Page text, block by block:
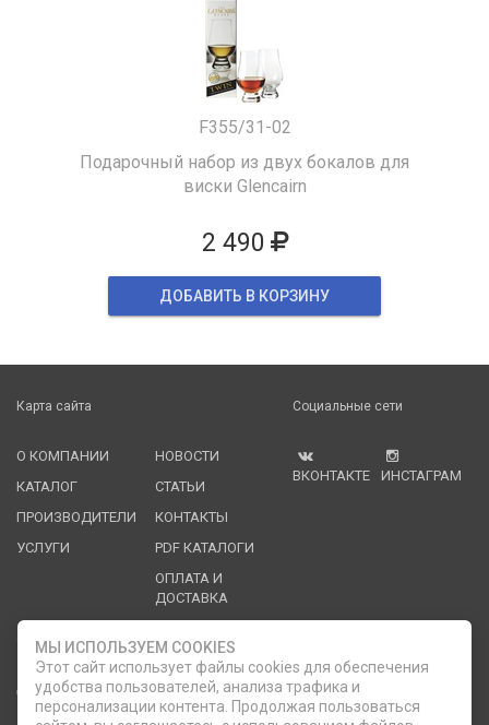
F355/31-02
Подарочный набор из двух бокалов для
виски Glencairn
2 490
ДОБАВИТЬ В КОРЗИНУ
Карта сайта
О КОМПАНИИ
КАТАЛОГ
ПРОИЗВОДИТЕЛИ
УСЛУГИ
НОВОСТИ
СТАТЬИ
КОНТАКТЫ
PDF КАТАЛОГИ
ОПЛАТА И
ДОСТАВКА
Социальные сети
ВКОНТАКТЕ ИНСТАГРАМ
Служба клиентской поддержки
ОБРАТНЫЙ ЗВОНОК phone
8 (812) 335-21-16
МЫ ИСПОЛЬЗУЕМ COOKIES
Этот сайт использует файлы cookies для обеспечения
удобства пользователей, анализа трафика и
персонализации контента. Продолжая пользоваться